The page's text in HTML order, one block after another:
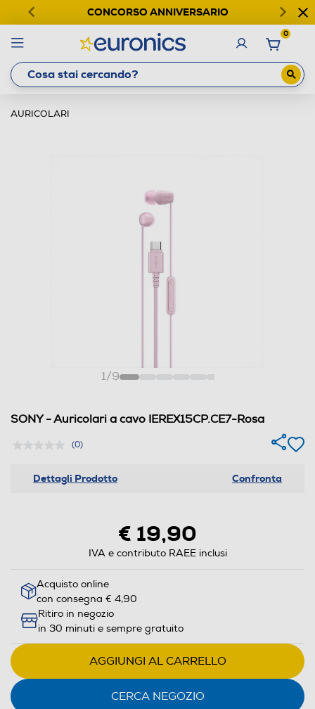
CONCORSO ANNIVERSARIO
0
AURICOLARI
1/9
SONY - Auricolari a cavo IEREX15CP.CE7-Rosa
(0)
Dettagli Prodotto Confronta
€ 19,90
IVA e contributo RAEE inclusi
Acquisto online
con consegna € 4,90
Ritiro in negozio
in 30 minuti e sempre gratuito
AGGIUNGI AL CARRELLO
CERCA NEGOZIO